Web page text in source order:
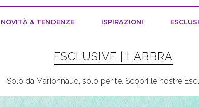
NOVITÀ & TENDENZE ISPIRAZIONI
ESCLUSIVE | LABBRA
Solo da Marionnaud, solo per te. Scopri le nostre